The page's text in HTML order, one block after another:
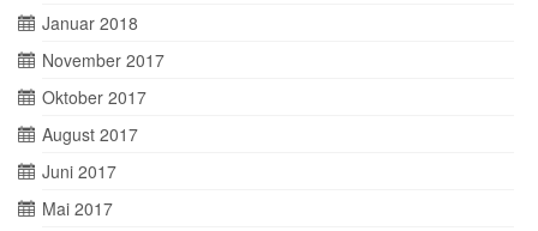
Januar 2018
November 2017
Oktober 2017
August 2017
Juni 2017
Mai 2017